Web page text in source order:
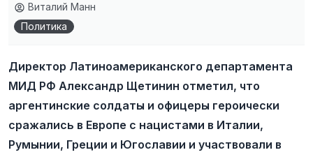
Виталий Манн
Политика
Директор Латиноамериканского департамента
МИД РФ Александр Щетинин отметил, что
аргентинские солдаты и офицеры героически
сражались в Европе с нацистами в Италии,
Румынии, Греции и Югославии и участвовали в